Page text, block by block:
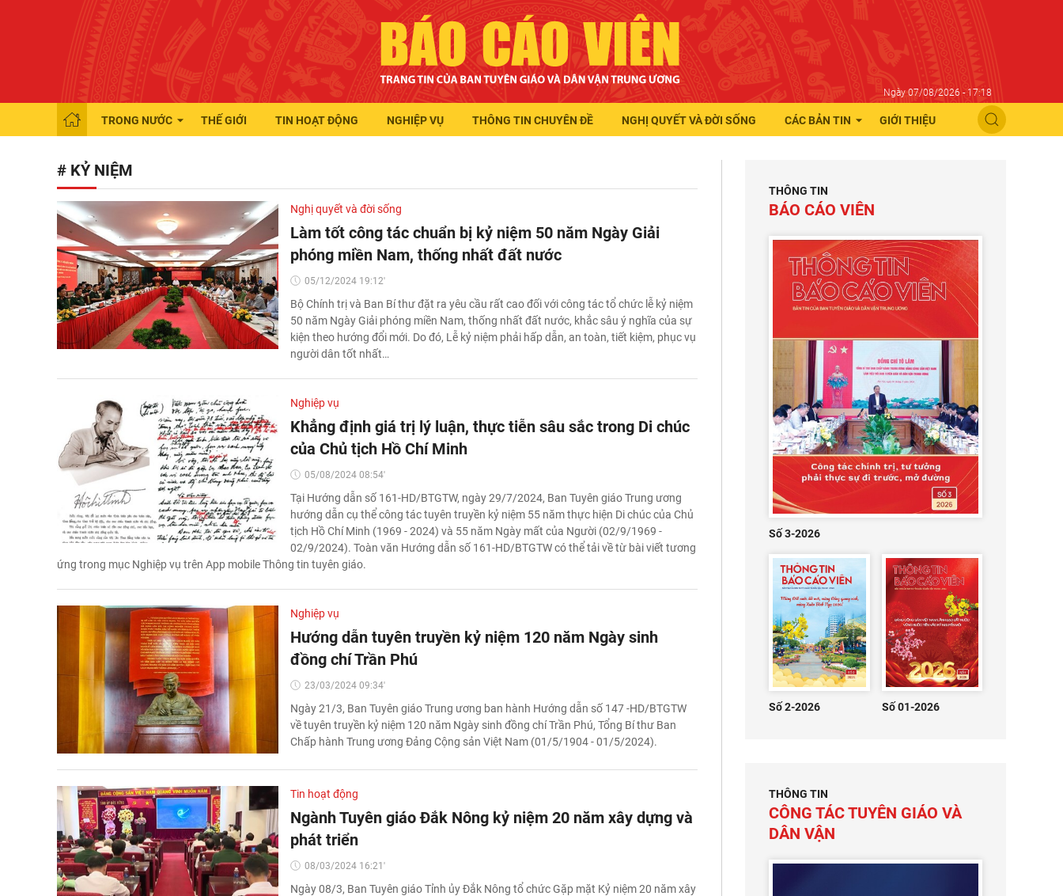
Ngày 07/08/2026 - 17:18
TRONG NƯỚC THẾ GIỚI TIN HOẠT ĐỘNG NGHIỆP VỤ THÔNG TIN CHUYÊN ĐỀ NGHỊ QUYẾT VÀ ĐỜI SỐNG CÁC BẢN TIN GIỚI THIỆU
# KỶ NIỆM
Nghị quyết và đời sống
Làm tốt công tác chuẩn bị kỷ niệm 50 năm Ngày Giải
phóng miền Nam, thống nhất đất nước
05/12/2024 19:12'
Bộ Chính trị và Ban Bí thư đặt ra yêu cầu rất cao đối với công tác tổ chức lễ kỷ niệm
50 năm Ngày Giải phóng miền Nam, thống nhất đất nước, khắc sâu ý nghĩa của sự
kiện theo hướng đổi mới. Do đó, Lễ kỷ niệm phải hấp dẫn, an toàn, tiết kiệm, phục vụ
người dân tốt nhất…
Nghiệp vụ
Khẳng định giá trị lý luận, thực tiễn sâu sắc trong Di chúc
của Chủ tịch Hồ Chí Minh
05/08/2024 08:54'
Tại Hướng dẫn số 161-HD/BTGTW, ngày 29/7/2024, Ban Tuyên giáo Trung ương
hướng dẫn cụ thể công tác tuyên truyền kỷ niệm 55 năm thực hiện Di chúc của Chủ
tịch Hồ Chí Minh (1969 - 2024) và 55 năm Ngày mất của Người (02/9/1969 -
02/9/2024). Toàn văn Hướng dẫn số 161-HD/BTGTW có thể tải về từ bài viết tương
ứng trong mục Nghiệp vụ trên App mobile Thông tin tuyên giáo.
Nghiệp vụ
Hướng dẫn tuyên truyền kỷ niệm 120 năm Ngày sinh
đồng chí Trần Phú
23/03/2024 09:34'
Ngày 21/3, Ban Tuyên giáo Trung ương ban hành Hướng dẫn số 147 -HD/BTGTW
về tuyên truyền kỷ niệm 120 năm Ngày sinh đồng chí Trần Phú, Tổng Bí thư Ban
Chấp hành Trung ương Đảng Cộng sản Việt Nam (01/5/1904 - 01/5/2024).
Tin hoạt động
Ngành Tuyên giáo Đắk Nông kỷ niệm 20 năm xây dựng và
phát triển
08/03/2024 16:21'
Ngày 08/3, Ban Tuyên giáo Tỉnh ủy Đắk Nông tổ chức Gặp mặt Kỷ niệm 20 năm xây
THÔNG TIN
BÁO CÁO VIÊN
Số 3-2026
Số 2-2026 Số 01-2026
THÔNG TIN
CÔNG TÁC TUYÊN GIÁO VÀ
DÂN VẬN